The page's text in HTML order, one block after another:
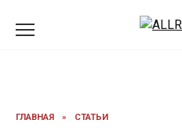
ГЛАВНАЯ » СТАТЬИ